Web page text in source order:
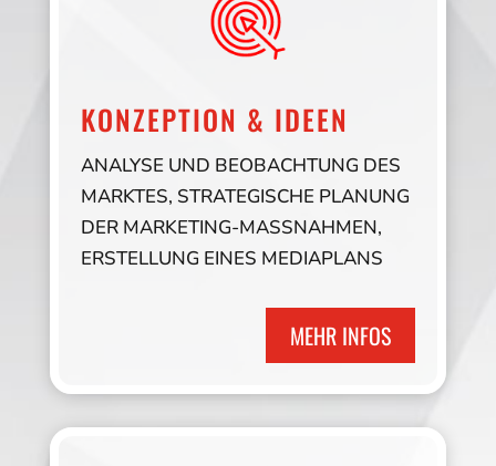
KONZEPTION & IDEEN
ANALYSE UND BEOBACHTUNG DES
MARKTES, STRATEGISCHE PLANUNG
DER MARKETING-MASSNAHMEN, E
RSTELLUNG EINES MEDIAPLANS
MEHR INFOS